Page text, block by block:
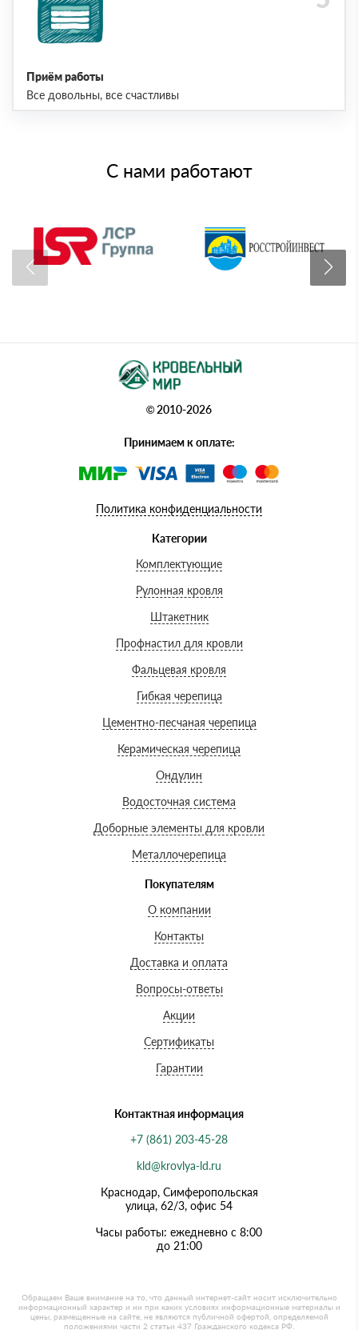
Приём работы
Все довольны, все счастливы
С нами работают
© 2010-2026
Принимаем к оплате:
Политика конфиденциальности
Категории
Комплектующие
Рулонная кровля
Штакетник
Профнастил для кровли
Фальцевая кровля
Гибкая черепица
Цементно-песчаная черепица
Керамическая черепица
Ондулин
Водосточная система
Доборные элементы для кровли
Металлочерепица
Покупателям
О компании
Контакты
Доставка и оплата
Вопросы-ответы
Акции
Сертификаты
Гарантии
Контактная информация
+7 (861) 203-45-28
kld@krovlya-ld.ru
Краснодар, Симферопольская
улица, 62/3, офис 54
Часы работы: ежедневно с 8:00
до 21:00